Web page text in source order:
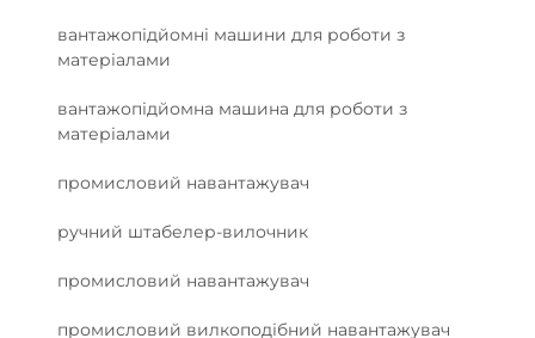
вантажопідйомні машини для роботи з
матеріалами
вантажопідйомна машина для роботи з
матеріалами
промисловий навантажувач
ручний штабелер-вилочник
промисловий навантажувач
промисловий вилкоподібний навантажувач